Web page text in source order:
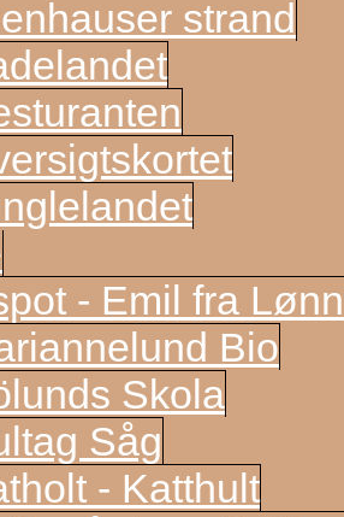
strand
- Emil fra
Bio
Skola
Såg
- Katthult